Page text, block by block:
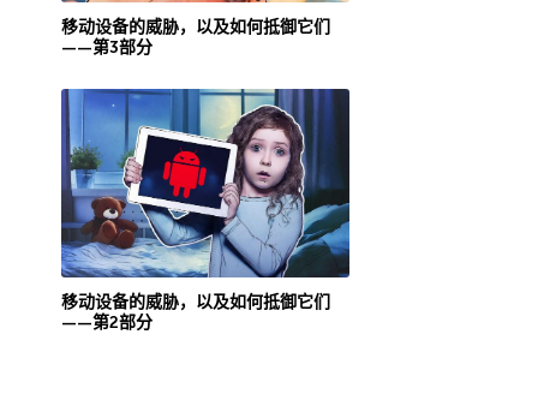
移动设备的威胁，以及如何抵御它们
——第3部分
移动设备的威胁，以及如何抵御它们
——第2部分